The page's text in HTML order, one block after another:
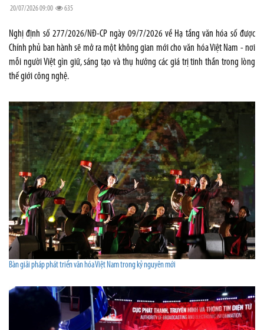
20/07/2026 09:00 635
Nghị định số 277/2026/NĐ-CP ngày 09/7/2026 về Hạ tầng văn hóa số được
Chính phủ ban hành sẽ mở ra một không gian mới cho văn hóa Việt Nam - nơi
mỗi người Việt gìn giữ, sáng tạo và thụ hưởng các giá trị tinh thần trong lòng
thế giới công nghệ.
Bàn giải pháp phát triển văn hóa Việt Nam trong kỷ nguyên mới